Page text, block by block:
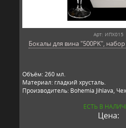
Арт: ИПХ015
Бокалы для вина "500PK",
Объём: 260 мл.
Материал: гладкий хрусталь.
Производитель: Bohemia Jihlava,
ЕСТЬ В
Цена: